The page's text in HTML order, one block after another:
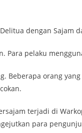
dengan Sajam
Para pelaku
Beberapa orang
terjadi di
para